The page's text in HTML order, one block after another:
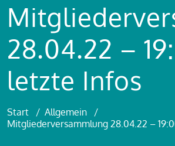
28.04.22 –
letzte Infos
Start / Allgemein /
Mitgliederversammlung 28.04.22 –